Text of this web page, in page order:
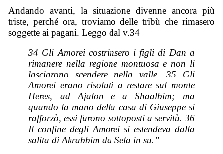
Andando avanti, la situazione divenne ancora più
triste, perché ora, troviamo delle tribù che rimasero
soggette ai pagani. Leggo dal v.34
34 Gli Amorei costrinsero i figli di Dan a
rimanere nella regione montuosa e non li
lasciarono scendere nella valle. 35 Gli
Amorei erano risoluti a restare sul monte
Heres, ad Ajalon e a Shaalbim; ma
quando la mano della casa di Giuseppe si
rafforzò, essi furono sottoposti a servitù. 36
Il confine degli Amorei si estendeva dalla
salita di Akrabbim da Sela in su.”